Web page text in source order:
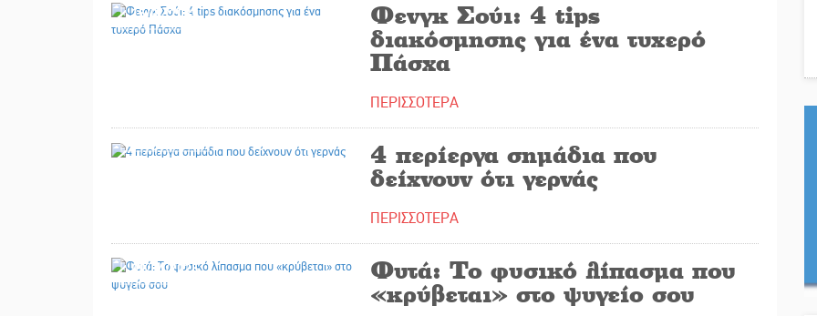
15/04/2025
Φενγκ Σούι: 4 tips
διακόσμησης για ένα τυχερό
Πάσχα
ΠΕΡΙΣΣΟΤΕΡΑ
4 περίεργα σημάδια που
δείχνουν ότι γερνάς
ΠΕΡΙΣΣΟΤΕΡΑ
09/04/2025
Φυτά: Το φυσικό λίπασμα που
«κρύβεται» στο ψυγείο σου